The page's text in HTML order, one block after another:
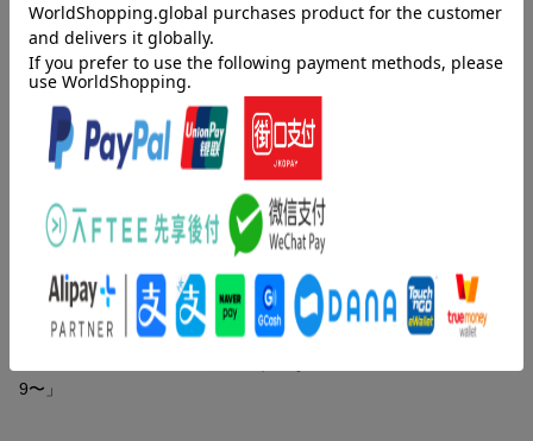
制作年 2009年
洋題
YUTTY CHICCHAI KOTO HA KI NI SURUN
供まで巻き込む面白さ。ますます期待されるピン芸人の中でもひ
ときわ輝く、ゆってぃの全てが観れるかも!?期待が膨らむ一作。
収録内容
[Disc1]
『ゆってぃ ちっちゃい事は気にするな 〜ワカチコTOUR□200
9〜』／DVD
アーティスト：ゆってぃ
出演：ゆってぃ
9〜」